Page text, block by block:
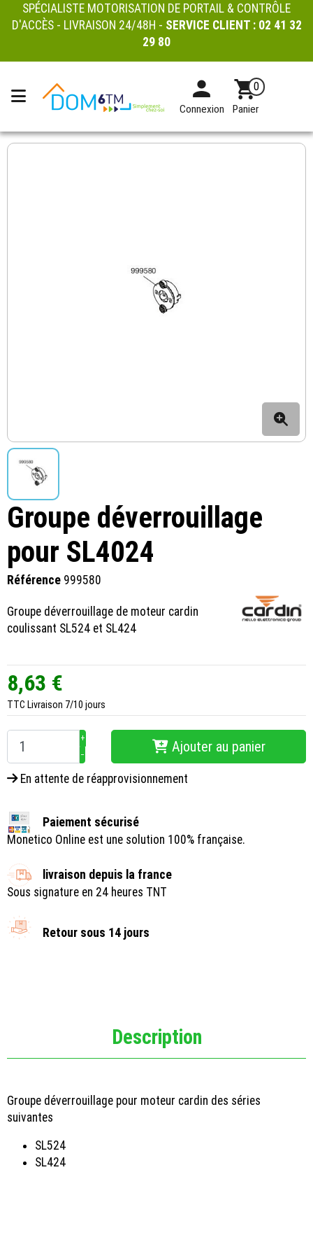
SPÉCIALISTE MOTORISATION DE PORTAIL & CONTRÔLE
D'ACCÈS - LIVRAISON 24/48H - SERVICE CLIENT : 02 41 32
29 80
Connexion
0
Panier
Groupe déverrouillage
pour SL4024
Référence 999580
Groupe déverrouillage de moteur cardin
coulissant SL524 et SL424
8,63 €
TTC Livraison 7/10 jours
+
−
Ajouter au panier
En attente de réapprovisionnement
Paiement sécurisé
Monetico Online est une solution 100% française.
livraison depuis la france
Sous signature en 24 heures TNT
Retour sous 14 jours
Description
Groupe déverrouillage pour moteur cardin des séries
suivantes
SL524
SL424